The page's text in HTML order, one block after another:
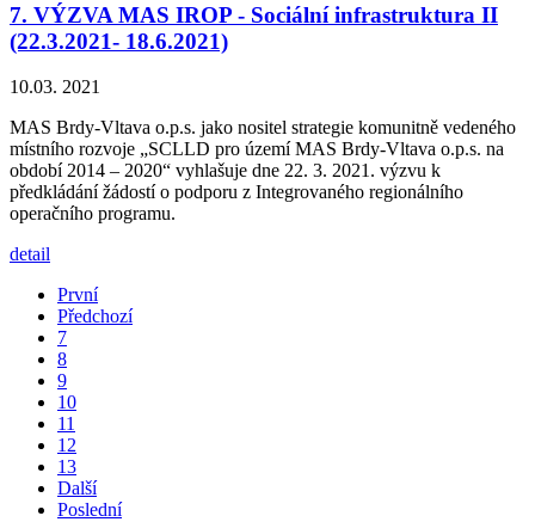
7. VÝZVA MAS IROP - Sociální infrastruktura II
(22.3.2021- 18.6.2021)
10.03. 2021
MAS Brdy-Vltava o.p.s. jako nositel strategie komunitně vedeného
místního rozvoje „SCLLD pro území MAS Brdy-Vltava o.p.s. na
období 2014 – 2020“ vyhlašuje dne 22. 3. 2021. výzvu k
předkládání žádostí o podporu z Integrovaného regionálního
operačního programu.
detail
První
Předchozí
7
8
9
10
11
12
13
Další
Poslední